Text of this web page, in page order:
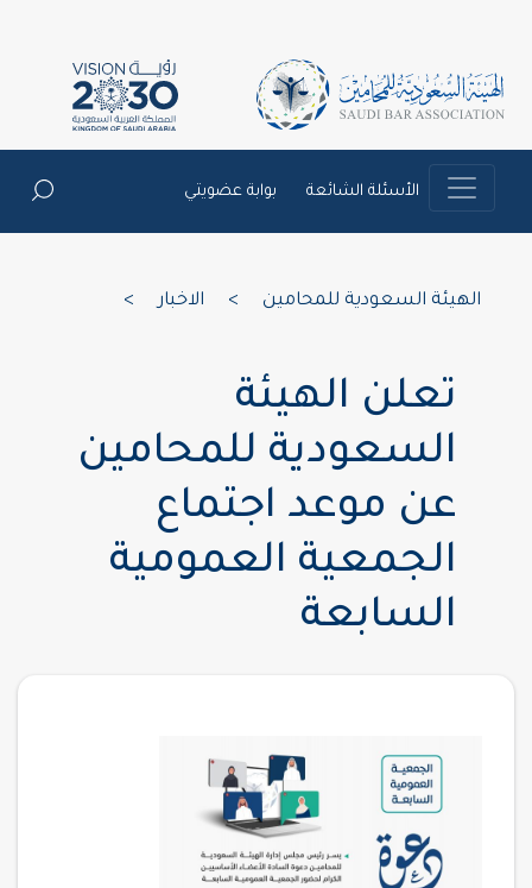
الأسئلة الشائعة بوابة عضويتي
الهيئة السعودية للمحامين الاخبار
تعلن الهيئة
السعودية للمحامين
عن موعد اجتماع
الجمعية العمومية
السابعة